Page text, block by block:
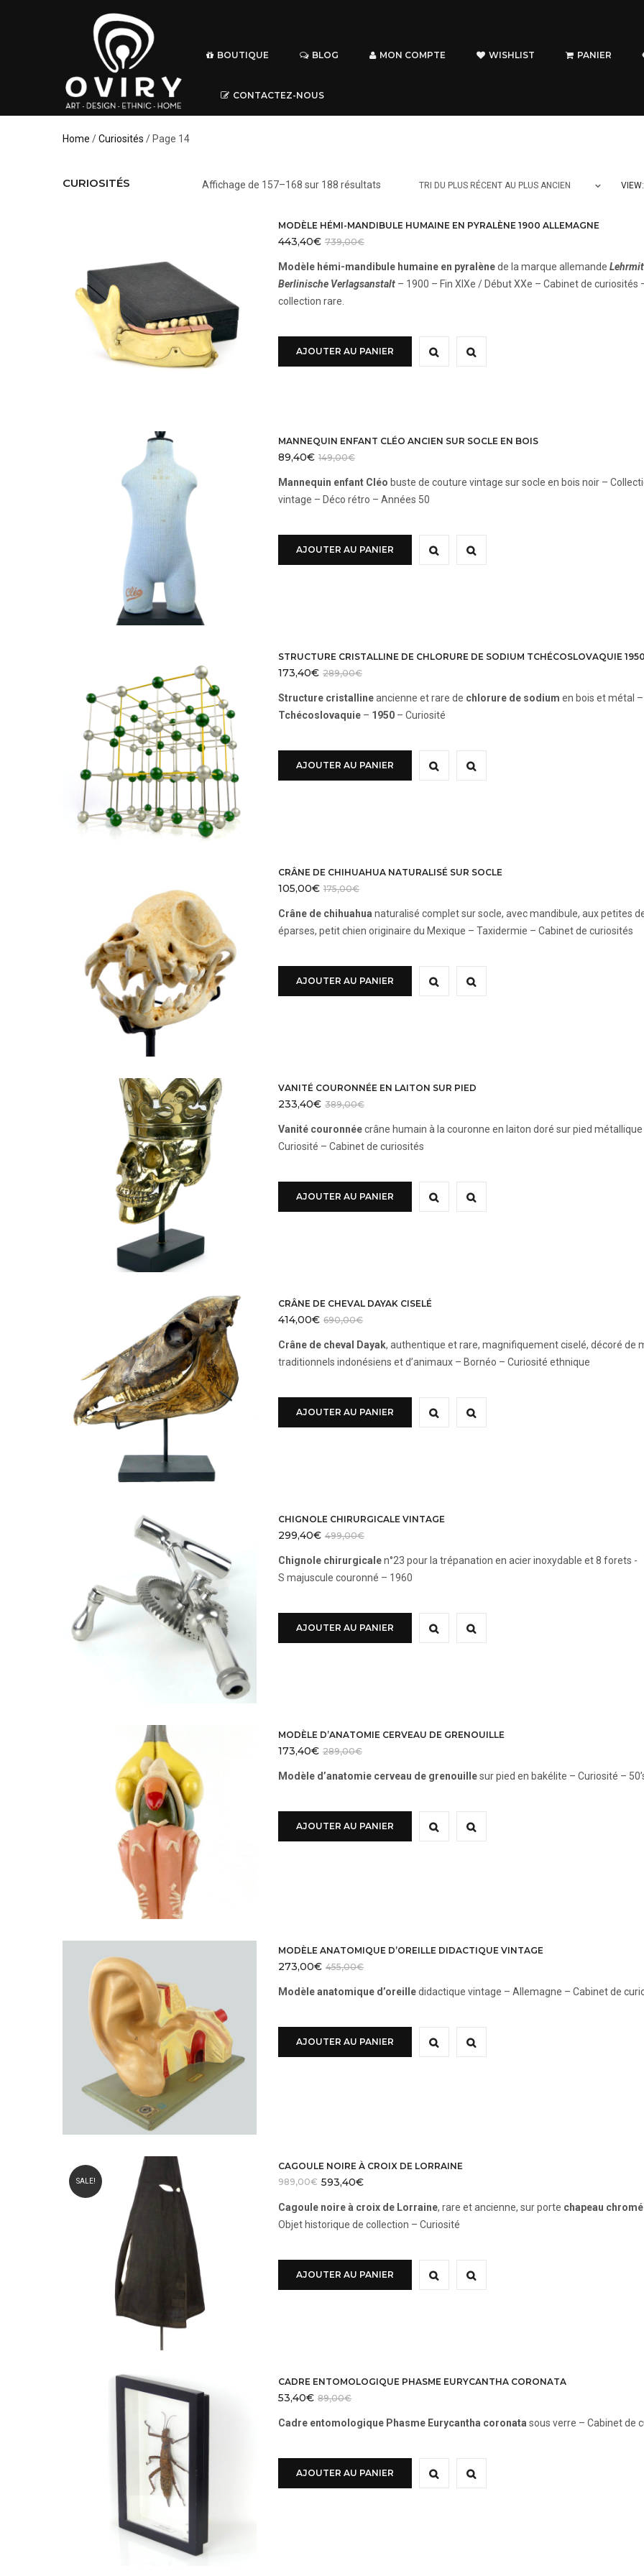
BOUTIQUE BLOG MON COMPTE WISHLIST PANIER
CONTACTEZ-NOUS
Home /Curiosités / Page 14
CURIOSITÉS Affichage de 157–168 sur 188 résultats
plus
ancien
TRI DU PLUS RÉCENT AU PLUS ANCIEN VIEW:
MODÈLE HÉMI-MANDIBULE HUMAINE EN PYRALÈNE 1900 ALLEMAGNE
739,00€
443,40€
Modèle hémi-mandibule humaine en pyralènede la marque allemande
Berlinische Verlagsanstalt – 1900 – Fin XIXe / Début XXe – Cabinet de curiosités
collection rare.
AJOUTER AU PANIER
MANNEQUIN ENFANT CLÉO ANCIEN SUR SOCLE EN BOIS
149,00€
89,40€
Mannequin enfant Cléo buste de couture vintage sur socle en bois noir –
vintage – Déco rétro – Années 50
AJOUTER AU PANIER
STRUCTURE CRISTALLINE DE CHLORURE DE SODIUM TCHÉCOSLOVAQUIE 1950
289,00€
173,40€
Structure cristallineancienne et rare de chlorure de sodium en bois et métal –
Tchécoslovaquie– 1950– Curiosité
AJOUTER AU PANIER
CRÂNE DE CHIHUAHUA NATURALISÉ SUR SOCLE
175,00€
105,00€
Crâne de chihuahua naturalisé complet sur socle, avec mandibule, aux petites
éparses, petit chien originaire du Mexique – Taxidermie – Cabinet de curiosités
AJOUTER AU PANIER
VANITÉ COURONNÉE EN LAITON SUR PIED
389,00€
233,40€
Vanité couronnéecrâne humain à la couronne en laiton doré sur pied métallique
Curiosité – Cabinet de curiosités
AJOUTER AU PANIER
CRÂNE DE CHEVAL DAYAK CISELÉ
690,00€
414,00€
Crâne de cheval Dayak, authentique et rare, magnifiquement ciselé, décoré de
traditionnels indonésiens et d’animaux – Bornéo – Curiosité ethnique
AJOUTER AU PANIER
CHIGNOLE CHIRURGICALE VINTAGE
499,00€
299,40€
Chignole chirurgicalen°23 pour la trépanation en acier inoxydable et 8 forets -
S majuscule couronné – 1960
AJOUTER AU PANIER
MODÈLE D’ANATOMIE CERVEAU DE GRENOUILLE
289,00€
173,40€
Modèle d’anatomie cerveau de grenouillesur pied en bakélite – Curiosité –
AJOUTER AU PANIER
MODÈLE ANATOMIQUE D’OREILLE DIDACTIQUE VINTAGE
455,00€
273,00€
Modèle anatomique d’oreilledidactique vintage – Allemagne – Cabinet de
AJOUTER AU PANIER
SALE!
CAGOULE NOIRE À CROIX DE LORRAINE
989,00€ 593,40€
Cagoule noire à croix de Lorraine, rare et ancienne, sur porte chapeau chromé
Objet historique de collection – Curiosité
AJOUTER AU PANIER
CADRE ENTOMOLOGIQUE PHASME EURYCANTHA CORONATA
89,00€
53,40€
Cadre entomologique Phasme Eurycantha coronata sous verre – Cabinet de
AJOUTER AU PANIER